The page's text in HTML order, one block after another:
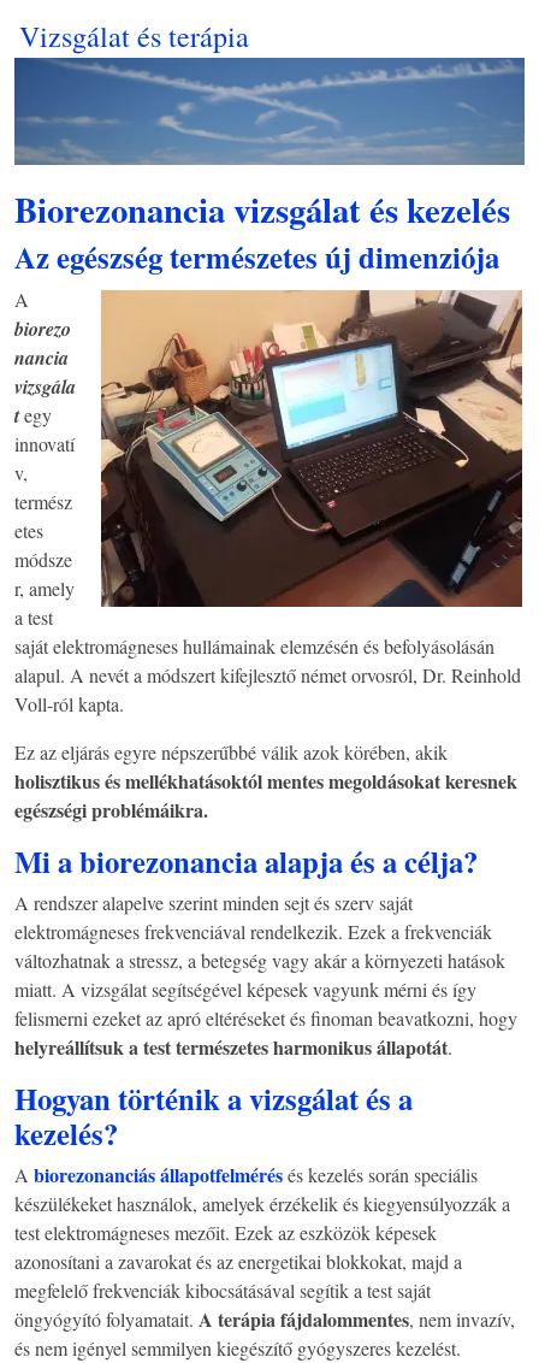
Vizsgálat és terápia
Biorezonancia vizsgálat és kezelés
Az egészség természetes új dimenziója
A
biorezo
nancia
vizsgála
tegy
innovatí
v,
termész
etes
módsze
r, amely
a test
saját elektromágneses hullámainak elemzésén és befolyásolásán
alapul. A nevét a módszert kifejlesztő német orvosról, Dr. Reinhold
Voll-ról kapta.
Ez az eljárás egyre népszerűbbé válik azok körében, akik
holisztikus és mellékhatásoktól mentes megoldásokat keresnek
egészségi problémáikra.
Mi a biorezonancia alapja és a célja?
A rendszer alapelve szerint minden sejt és szerv saját
elektromágneses frekvenciával rendelkezik. Ezek a frekvenciák
változhatnak a stressz, a betegség vagy akár a környezeti hatások
miatt. A vizsgálat segítségével képesek vagyunk mérni és így
felismerni ezeket az apró eltéréseket és finoman beavatkozni, hogy
helyreállítsuk a test természetes harmonikus állapotát.
Hogyan történik a vizsgálat és a
kezelés?
A biorezonanciás állapotfelmérésés kezelés során speciális
készülékeket használok, amelyek érzékelik és kiegyensúlyozzák a
test elektromágneses mezőit. Ezek az eszközök képesek
azonosítani a zavarokat és az energetikai blokkokat, majd a
megfelelő frekvenciák kibocsátásával segítik a test saját
öngyógyító folyamatait. A terápia fájdalommentes, nem invazív,
és nem igényel semmilyen kiegészítő gyógyszeres kezelést.